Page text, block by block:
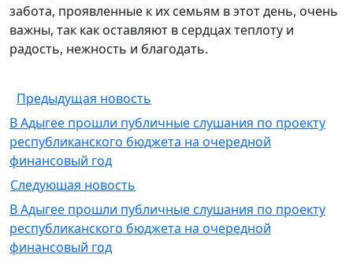
забота, проявленные к их семьям в этот день, очень
важны, так как оставляют в сердцах теплоту и
радость, нежность и благодать.
Предыдущая новость
В Адыгее прошли публичные слушания по проекту
республиканского бюджета на очередной
финансовый год
Следуюшая новость
В Адыгее прошли публичные слушания по проекту
республиканского бюджета на очередной
финансовый год